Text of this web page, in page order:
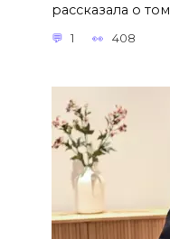
рассказала о том
1 408